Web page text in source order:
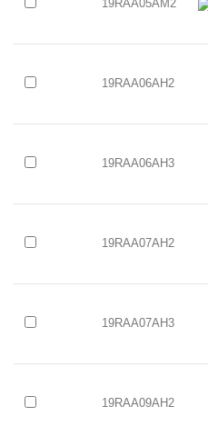
19RAA05AM2
19RAA06AH2
19RAA06AH3
19RAA07AH2
19RAA07AH3
19RAA09AH2